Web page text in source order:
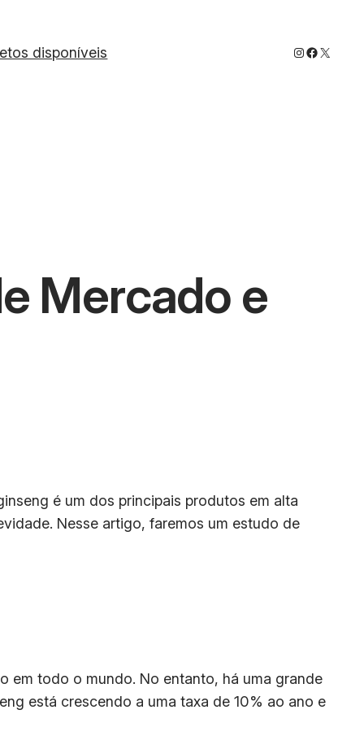
disponíveis Instagram
X
Mercado e
é um dos principais produtos em alta
Nesse artigo, faremos um estudo de
em todo o mundo. No entanto, há uma grande
está crescendo a uma taxa de 10% ao ano e